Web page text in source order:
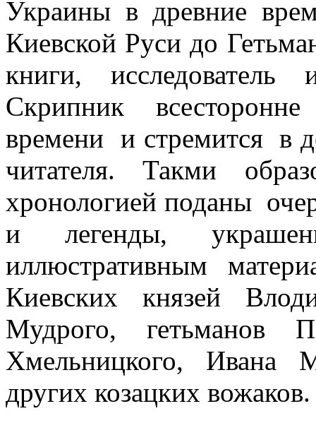
Украины в древние
Киевской Руси до
книги, исследователь
Скрипник
времени и стремится в
читателя. Такми
хронологией поданы
и легенды,
иллюстративным
Киевских князей
Мудрого, гетьманов
Хмельницкого, Ивана
других козацких вожаков.